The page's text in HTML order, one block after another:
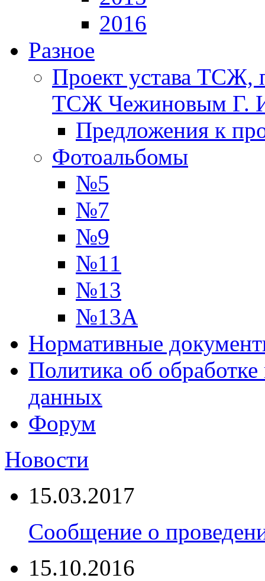
2016
Разное
Проект устава ТСЖ,
ТСЖ Чежиновым Г.
Предложения к
Фотоальбомы
№5
№7
№9
№11
№13
№13А
Нормативные
Политика об
данных
Форум
Новости
15.03.2017
Сообщение о
15.10.2016